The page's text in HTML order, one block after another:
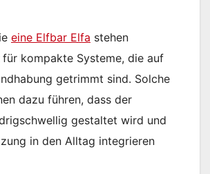
eine Elfbar Elfa stehen
kompakte Systeme, die auf
getrimmt sind. Solche
dazu führen, dass der
gestaltet wird und
in den Alltag integrieren